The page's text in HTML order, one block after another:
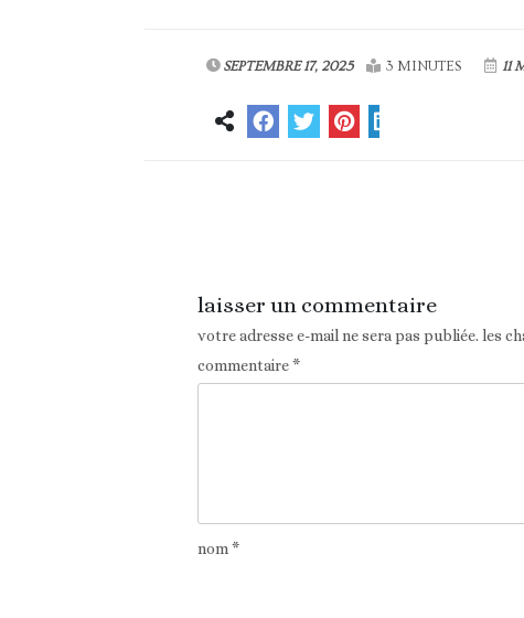
SEPTEMBRE 17, 2025 3 MINUTES 11
laisser un commentaire
votre adresse e-mail ne sera pas publiée. les
commentaire*
nom *